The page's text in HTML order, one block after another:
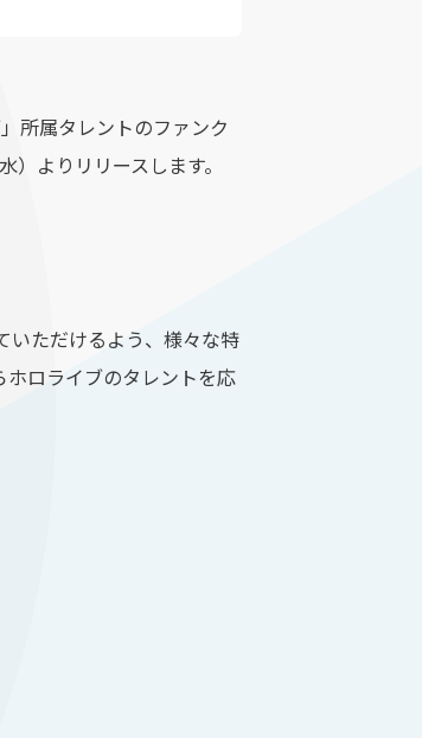
所属タレントのファンク
よりリリースします。
いただけるよう、様々な特
ロライブのタレントを応